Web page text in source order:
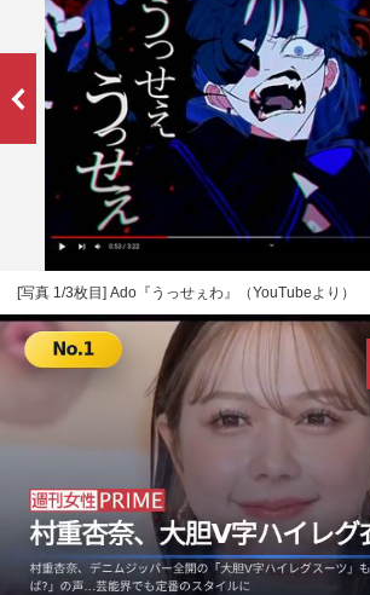
[写真 1/3枚目] Ado『うっせぇわ』（YouTubeより）